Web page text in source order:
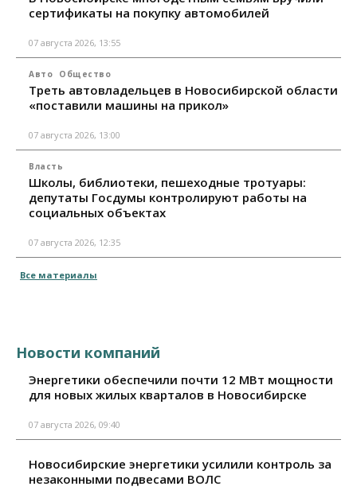
сертификаты на покупку автомобилей
07 августа 2026, 13:55
Авто Общество
Треть автовладельцев в Новосибирской области
«поставили машины на прикол»
07 августа 2026, 13:00
Власть
Школы, библиотеки, пешеходные тротуары:
депутаты Госдумы контролируют работы на
социальных объектах
07 августа 2026, 12:35
Все материалы
Новости компаний
Энергетики обеспечили почти 12 МВт мощности
для новых жилых кварталов в Новосибирске
07 августа 2026, 09:40
Новосибирские энергетики усилили контроль за
незаконными подвесами ВОЛС